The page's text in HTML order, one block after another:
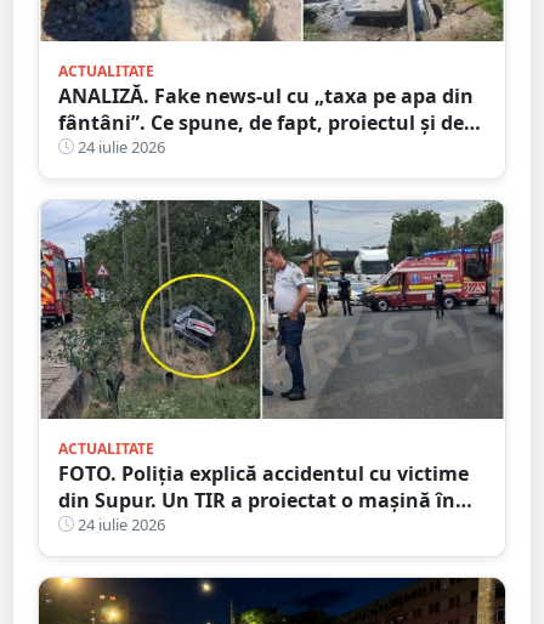
ACTUALITATE
ANALIZĂ. Fake news-ul cu „taxa pe apa din
fântâni”. Ce spune, de fapt, proiectul și de
unde a pornit dezinformarea
24 iulie 2026
ACTUALITATE
FOTO. Poliția explică accidentul cu victime
din Supur. Un TIR a proiectat o mașină în
șanț24 iulie 2026